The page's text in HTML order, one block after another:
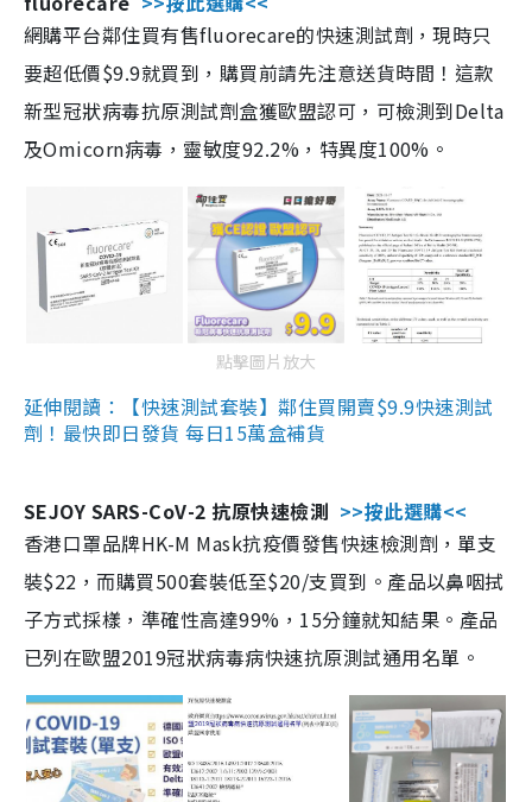
網購平台鄰住買有售fluorecare的快速測試劑，現時只
要超低價$9.9就買到，購買前請先注意送貨時間！這款
新型冠狀病毒抗原測試劑盒獲歐盟認可，可檢測到Delta
及Omicorn病毒，靈敏度92.2%，特異度100%。
點擊圖片放大
延伸閱讀：【快速測試套裝】鄰住買開賣$9.9快速測試
劑！最快即日發貨 每日15萬盒補貨
SEJOY SARS-CoV-2 抗原快速檢測 >>按此選購<<
香港口罩品牌HK-M Mask抗疫價發售快速檢測劑，單支
裝$22，而購買500套裝低至$20/支買到。產品以鼻咽拭
子方式採樣，準確性高達99%，15分鐘就知結果。產品
已列在歐盟2019冠狀病毒病快速抗原測試通用名單。